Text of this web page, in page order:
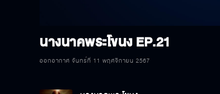
นางนาคพระโขนงEP.21
ออกอากาศ จันทร์ที่ 11 พฤศจิกายน 2567